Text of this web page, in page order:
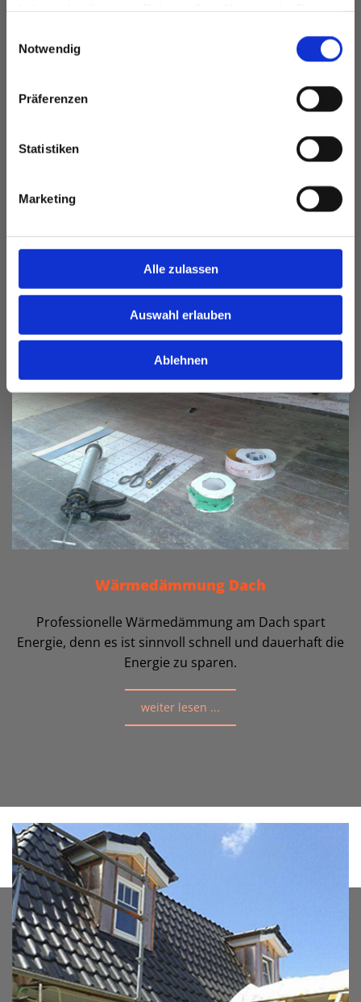
Notwendig
Präferenzen
Statistiken
Marketing
Alle zulassen
Auswahl erlauben
Ablehnen
notwendig, kann jedoch auch zur Vorbeugung von
weiter lesen ...
Wärmedämmung Dach
Professionelle Wärmedämmung am Dach spart
Energie, denn es ist sinnvoll schnell und dauerhaft die
Energie zu sparen.
weiter lesen ...